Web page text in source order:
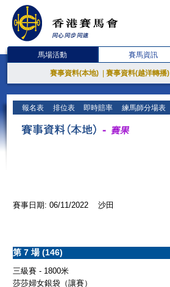
馬場活動 賽馬資訊
賽事資料(本地) 賽事資料(越洋轉播)
報名表 排位表 即時賠率 練馬師分場表
賽事日期: 06/11/2022 沙田
第 7 場 (146)
三級賽 - 1800米
莎莎婦女銀袋（讓賽）